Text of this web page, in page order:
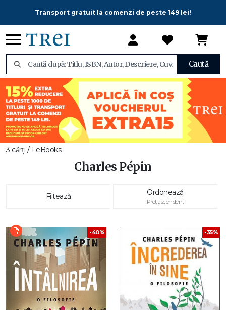
Transport gratuit la comenzi de peste 149 lei!
Caută
3 cărți / 1 eBooks
Charles Pépin
Filtează Ordonează
Preț ascendent
-40% -35%